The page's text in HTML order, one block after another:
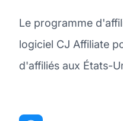
Le programme
logiciel CJ Affiliate
d'affiliés aux États-